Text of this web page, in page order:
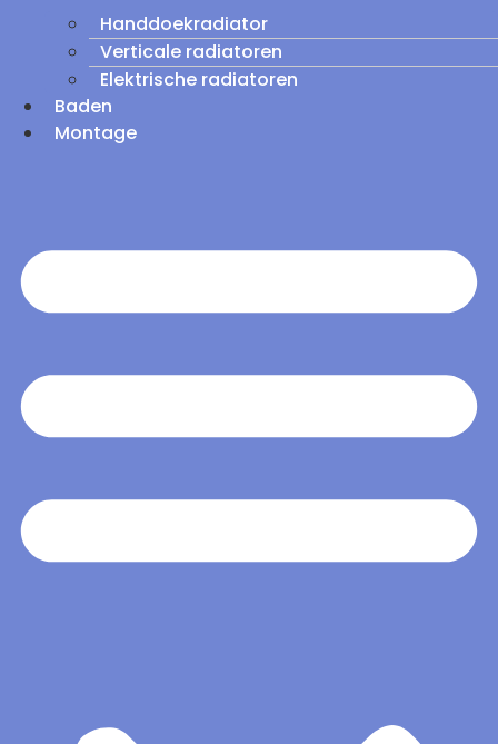
Handdoekradiator
Verticale radiatoren
Elektrische radiatoren
Baden
Montage